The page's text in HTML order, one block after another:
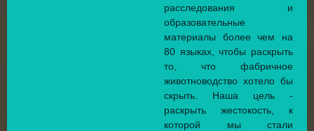
расследования и
образовательные
материалы более чем на
80 языках, чтобы раскрыть
то, что фабричное
животноводство хотело бы
скрыть. Наша цель -
раскрыть жестокость, к
которой мы стали